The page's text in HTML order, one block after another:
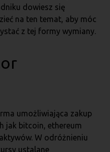
dowiesz się
na ten temat, aby móc
z tej formy wymiany.
umożliwiająca zakup
jak bitcoin, ethereum
W odróżnieniu
ustalane